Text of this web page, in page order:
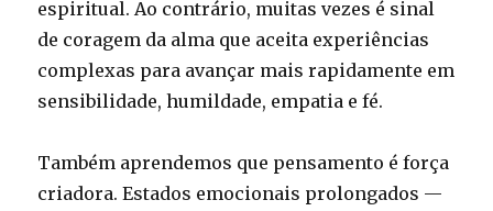
espiritual. Ao contrário, muitas vezes é sinal
de coragem da alma que aceita experiências
complexas para avançar mais rapidamente em
sensibilidade, humildade, empatia e fé.
Também aprendemos que pensamento é força
criadora. Estados emocionais prolongados —